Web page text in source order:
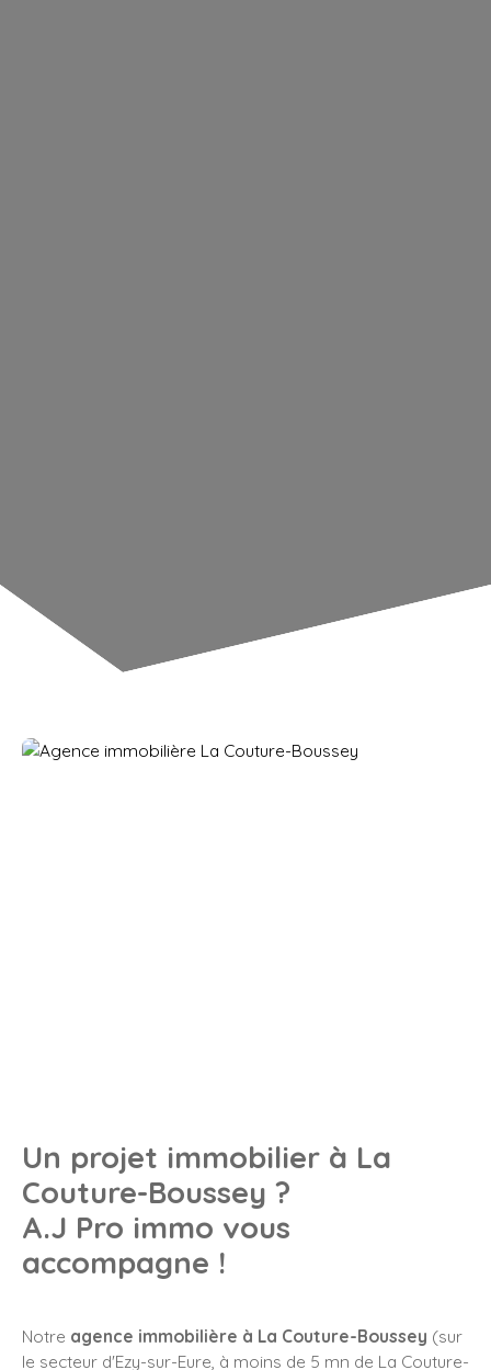
Un projet immobilier à La
Couture-Boussey ?
A.J Pro immo vous
accompagne !
Notre agence immobilière à La Couture-Boussey (sur
le secteur d'Ezy-sur-Eure, à moins de 5 mn de La Couture-